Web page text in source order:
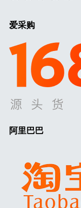
爱采购
阿里巴巴